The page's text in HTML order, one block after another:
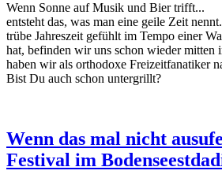
Wenn Sonne auf Musik und Bier trifft...
entsteht das, was man eine geile Zeit
trübe Jahreszeit gefühlt im Tempo einer
hat, befinden wir uns schon wieder mitten
haben wir als orthodoxe Freizeitfanatiker
Bist Du auch schon untergrillt?
Wenn das mal nicht
Festival im